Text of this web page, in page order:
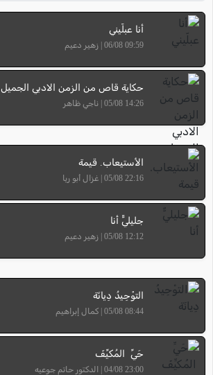
أنا عبلّيني
09:59 06/08 | زهير دعيم
حكاية قاص من الزمن الادبي الجميل
14:26 05/08 | ناجي ظاهر
الأستيعاب. قيمة
22:16 05/08 | غزال أبو ريا
جليليٌّ أنا
12:12 05/08 | زهير دعيم
التوْحِيدُ دِيانَة
08:44 05/08 | كمال إبراهيم
حَيِّ المُكيِّفَ
23:00 04/08 | الدكتور حاتم جوعيه